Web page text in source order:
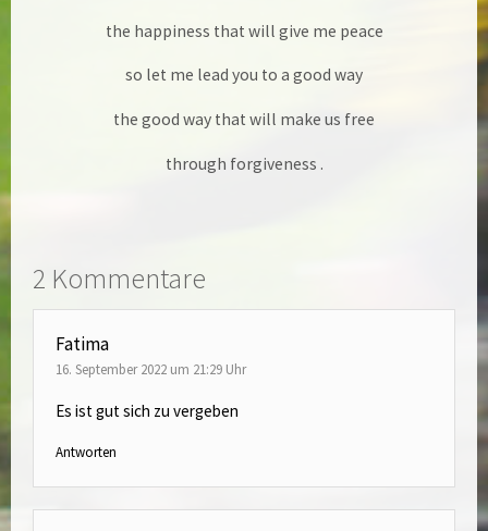
the happiness that will give me peace
so let me lead you to a good way
the good way that will make us free
through forgiveness .
2 Kommentare
Fatima
16. September 2022 um 21:29 Uhr
Es ist gut sich zu vergeben
Antworten